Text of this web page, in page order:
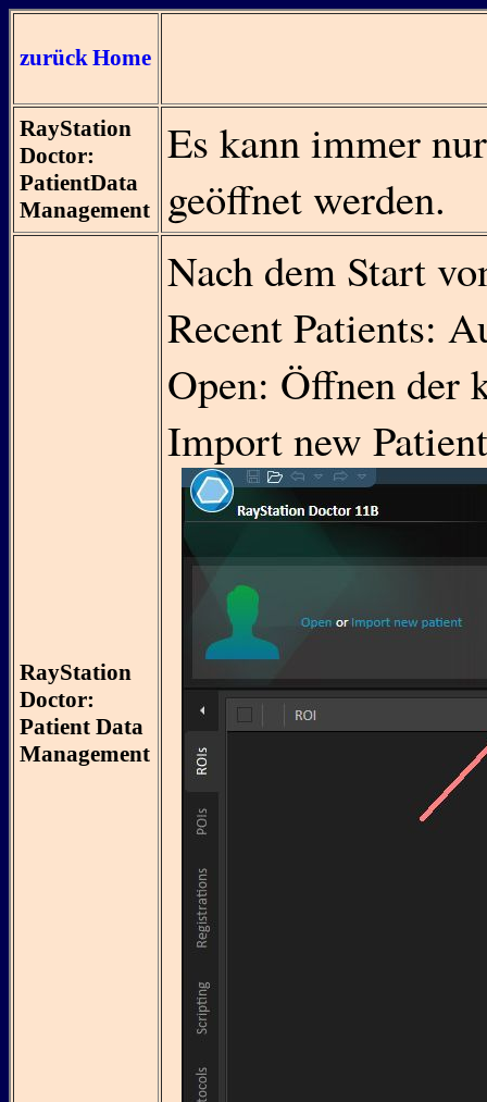
zurückHome
RayStation
Doctor:
PatientData
Management
Es kann immer
geöffnet werden.
RayStation
Doctor:
Patient Data
Management
Nach dem Start
Recent Patients:
Open: Öffnen der
Import new